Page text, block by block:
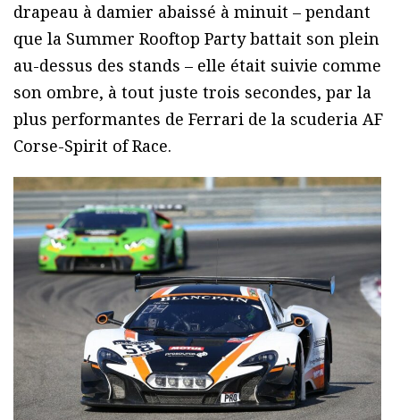
drapeau à damier abaissé à minuit – pendant
que la Summer Rooftop Party battait son plein
au-dessus des stands – elle était suivie comme
son ombre, à tout juste trois secondes, par la
plus performantes de Ferrari de la scuderia AF
Corse-Spirit of Race.